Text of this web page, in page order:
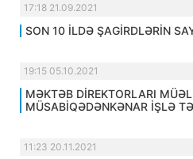
17:18 21.09.2021
SON 10 İLDƏ ŞAGİRDLƏRİN
19:15 05.10.2021
MƏKTƏB DİREKTORLARI
MÜSABİQƏDƏNKƏNAR İŞLƏ
11:23 20.11.2021